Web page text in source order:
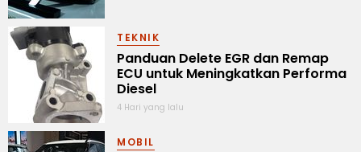
TEKNIK
Panduan Delete EGR dan Remap
ECU untuk Meningkatkan Performa
Diesel
4 Hari yang lalu
MOBIL